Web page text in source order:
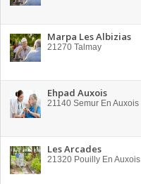
Marpa Les Albizias
21270 Talmay
Ehpad Auxois
21140 Semur En Auxois
Les Arcades
21320 Pouilly En Auxois